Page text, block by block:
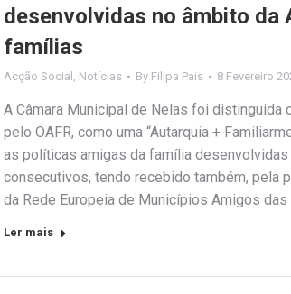
desenvolvidas no âmbito da
famílias
Acção Social , Notícias By Filipa Pais 8 Fevereiro
A Câmara Municipal de Nelas foi distinguida
pelo OAFR, como uma “Autarquia +
as políticas amigas da família
consecutivos, tendo recebido também, pela
da Rede Europeia de Municípios Amigos
Ler mais